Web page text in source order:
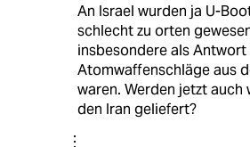
An Israel wurden ja U-
schlecht zu orten
insbesondere als
Atomwaffenschläge aus
waren. Werden jetzt auch
den Iran geliefert?